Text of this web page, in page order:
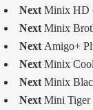
Next Minix HD
Next Minix
Next Amigo+
Next Minix
Next Minix
Next Mini Tiger